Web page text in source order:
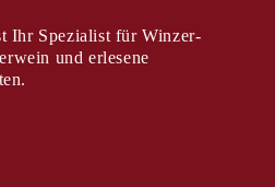
Ihr Spezialist für Winzer-
und erlesene